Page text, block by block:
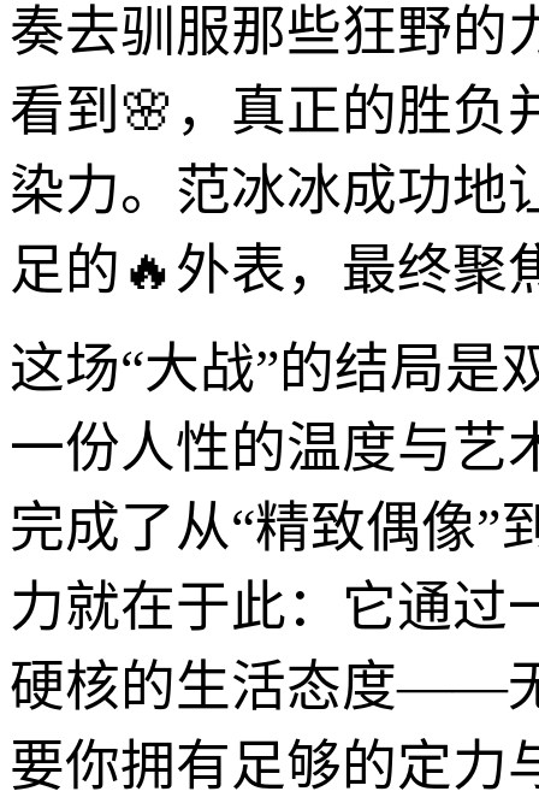
奏去驯服那些狂野的
看到🌸，真正的胜负
染力。范冰冰成功地
足的🔥外表，最终聚
这场“大战”的结局是
一份人性的温度与艺
完成了从“精致偶像”
力就在于此：它通过
硬核的生活态度——
要你拥有足够的定力